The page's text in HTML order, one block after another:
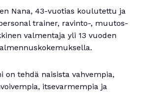
Nana, 43-vuotias koulutettu ja
trainer, ravinto-, muutos-
valmentaja yli 13 vuoden
on tehdä naisista vahvempia,
itsevarmempia ja